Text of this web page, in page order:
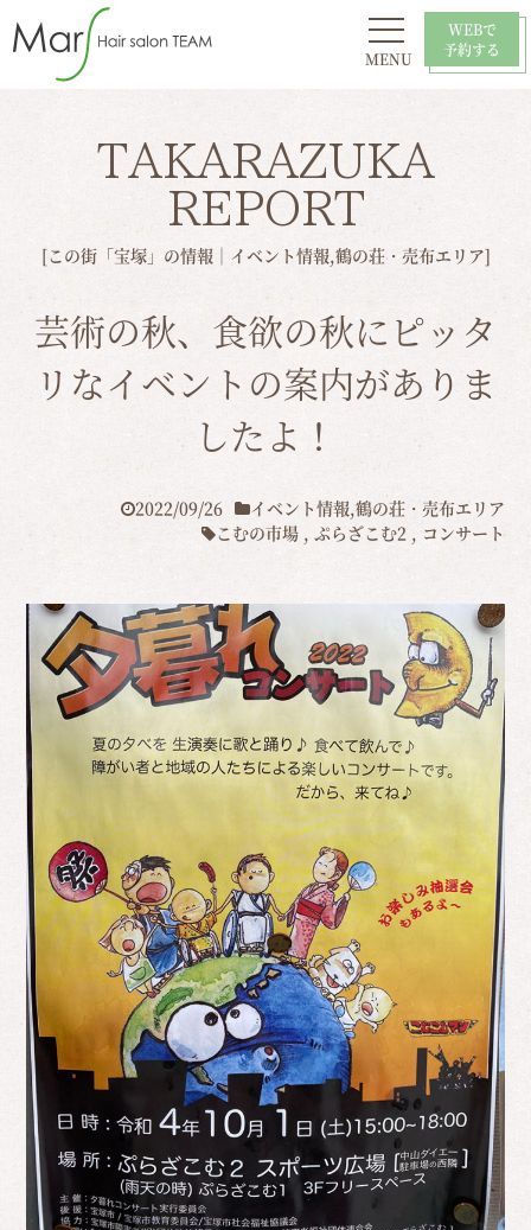
MENU
WEBで
予約する
TAKARAZUKA
REPORT
[この街「宝塚」の情報｜ イベント情報,鶴の荘・売布エリア]
芸術の秋、食欲の秋にピッタ
リなイベントの案内がありま
したよ！
2022/09/26 イベント情報,鶴の荘・売布エリア
こむの市場, ぷらざこむ2, コンサート